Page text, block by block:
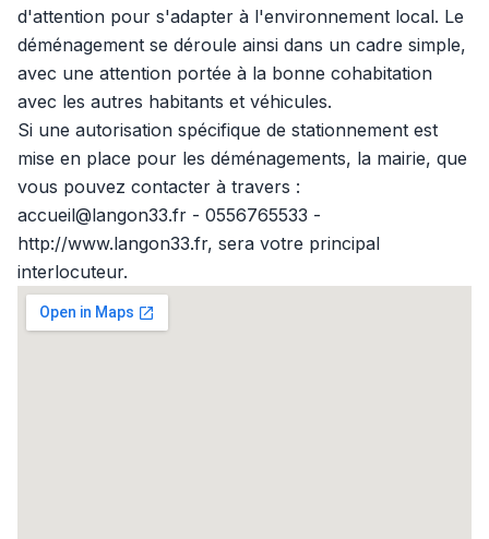
d'attention pour s'adapter à l'environnement local. Le
déménagement se déroule ainsi dans un cadre simple,
avec une attention portée à la bonne cohabitation
avec les autres habitants et véhicules.
Si une autorisation spécifique de stationnement est
mise en place pour les déménagements, la mairie, que
vous pouvez contacter à travers :
accueil@langon33.fr - 0556765533 -
http://www.langon33.fr, sera votre principal
interlocuteur.